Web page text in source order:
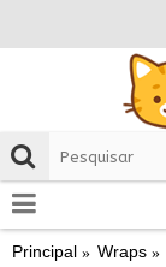
Principal Wraps